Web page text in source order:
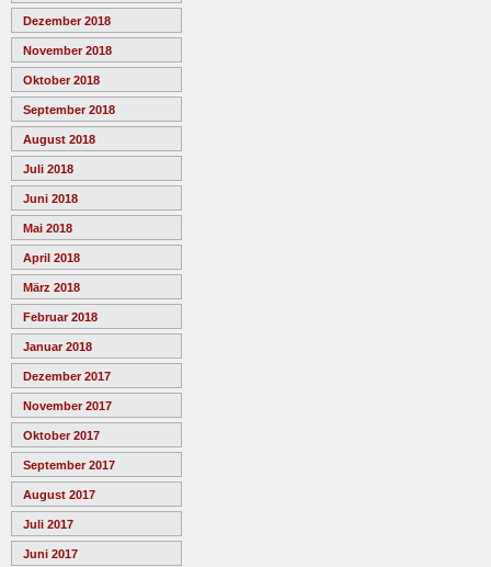
Dezember 2018
November 2018
Oktober 2018
September 2018
August 2018
Juli 2018
Juni 2018
Mai 2018
April 2018
März 2018
Februar 2018
Januar 2018
Dezember 2017
November 2017
Oktober 2017
September 2017
August 2017
Juli 2017
Juni 2017